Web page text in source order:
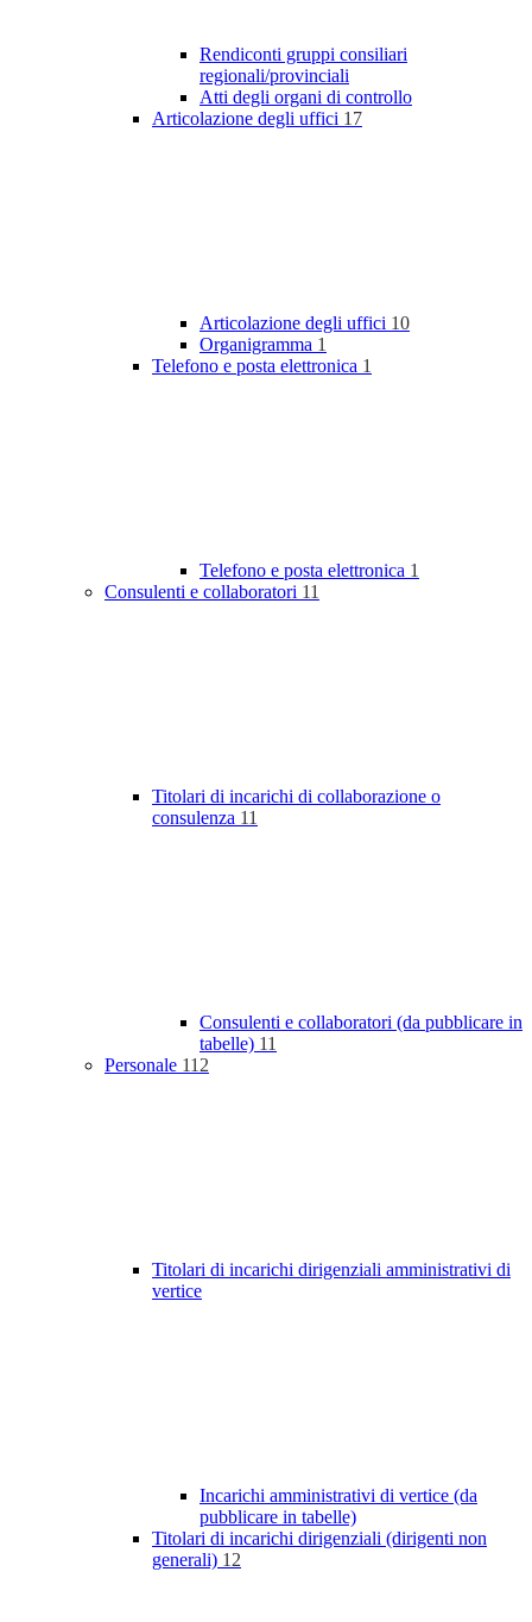
Rendiconti gruppi consiliari
regionali/provinciali
Atti degli organi di controllo
Articolazione degli uffici 17
Articolazione degli uffici 10
Organigramma 1
Telefono e posta elettronica 1
Telefono e posta elettronica 1
Consulenti e collaboratori 11
Titolari di incarichi di collaborazione o
consulenza 11
Consulenti e collaboratori (da pubblicare in
tabelle) 11
Personale 112
Titolari di incarichi dirigenziali amministrativi di
vertice
Incarichi amministrativi di vertice (da
pubblicare in tabelle)
Titolari di incarichi dirigenziali (dirigenti non
generali) 12